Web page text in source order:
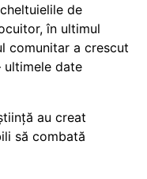
de
în ultimul
comunitar a crescut
ultimele date
au creat
să combată